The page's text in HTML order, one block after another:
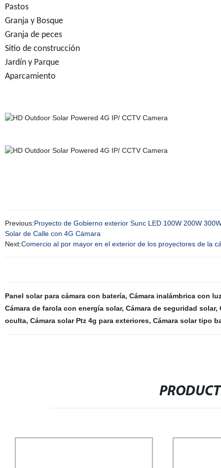
Pastos
Granja y Bosque
Granja de peces
Sitio de construcción
Jardín y Parque
Aparcamiento
Previous:Proyecto de Gobierno exterior Sunc LED 100W 200W
Solar de Calle con 4G Cámara
Next:Comercio al por mayor en el exterior de los proyectores de la
Panel solar para cámara con batería, Cámara inalámbrica con
Cámara de farola con energía solar, Cámara de seguridad solar,
oculta, Cámara solar Ptz 4g para exteriores, Cámara solar tipo